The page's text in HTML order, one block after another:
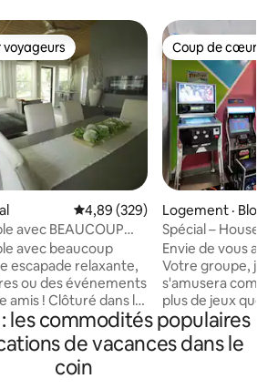
parmi les plus aimés
Note moyenne de 4,89 sur 5,
4,89 (329)
avec BEAUCOUP
l'ISU et de l'IWU
avec beaucoup
escapade relaxante,
ou des événements
dans la
centre-ville pour faire
à 1/2 mile du
sont les Coups de
Coup de cœur
Coup de cœur
Logement ·
Spécial – House
détendez-vous,
Envie de vous
Votre groupe,
s'amusera
plus de jeux que
vu dans une
of Games porte
jeux de skeeball,
les commodités populaires
de vacances dans le
coin